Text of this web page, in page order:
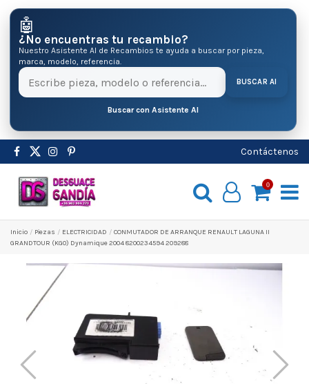
🤖
¿No encuentras tu recambio?
Nuestro Asistente AI de Recambios te ayuda a buscar por pieza,
marca, modelo, referencia.
BUSCAR AI
Buscar con Asistente AI
Contáctenos
0
Inicio Pіezas ELECTRICIDAD
CONMUTADOR DE ARRANQUE RENAULT LAGUNA II
GRANDTOUR (KG0) Dynamique 2004 8200234594 209288